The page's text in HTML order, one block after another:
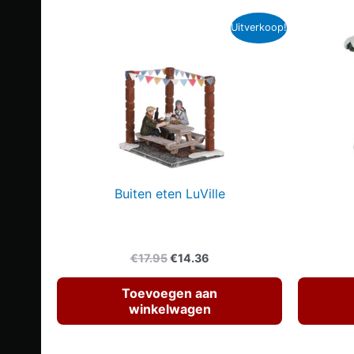
Uitverkoop!
Buiten eten LuVille
€17.95 Oorspronkelijke
€17.95.
€14.36Huidige
€14.36.
Toevoegen aan
winkelwagen